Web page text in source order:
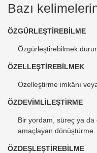
Bazı
ÖZGÜRLEŞTİREBİLME
Özgürleştirebilmek
ÖZELLEŞTİREBİLMEK
Özelleştirme imkânı
ÖZDEVİMLİLEŞTİRME
Bir yordam, süreç ya da
amaçlayan dönüştürme.
ÖZDEŞLEŞTİREBİLME